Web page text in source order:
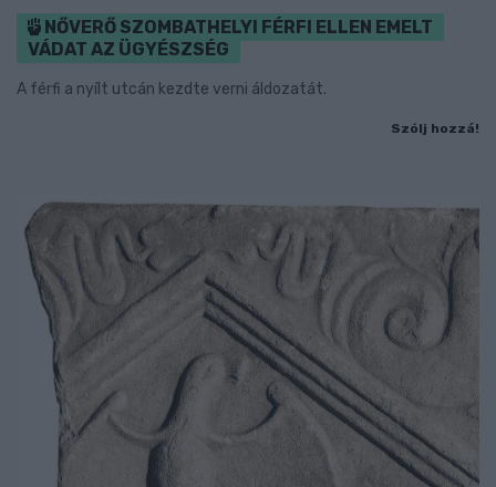
NŐVERŐ SZOMBATHELYI FÉRFI ELLEN EMELT
VÁDAT AZ ÜGYÉSZSÉG
A férfi a nyílt utcán kezdte verni áldozatát.
Szólj hozzá!